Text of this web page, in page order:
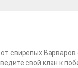
свирепых
свой клан к